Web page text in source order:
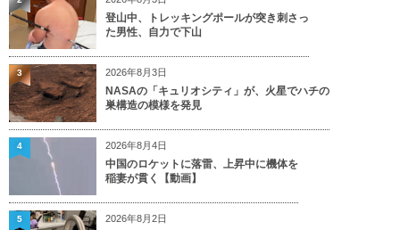
登山中、トレッキングポールが突き刺さっ
た男性、自力で下山
2026年8月3日
NASAの「キュリオシティ」が、火星でハチの
巣構造の模様を発見
3
2026年8月4日
中国のロケットに落雷、上昇中に機体を
稲妻が貫く【動画】
4
2026年8月2日
5